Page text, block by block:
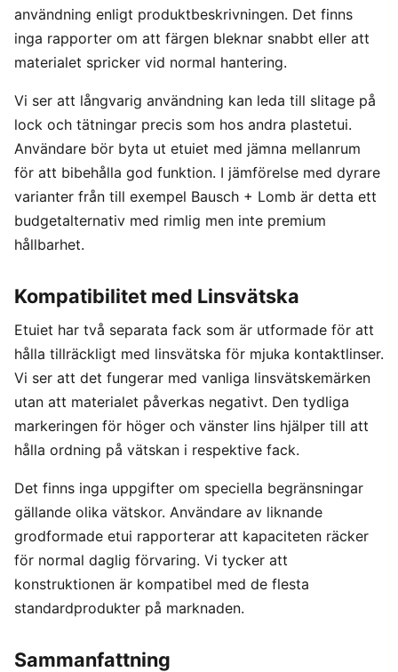
användning enligt produktbeskrivningen. Det finns
inga rapporter om att färgen bleknar snabbt eller att
materialet spricker vid normal hantering.
Vi ser att långvarig användning kan leda till slitage på
lock och tätningar precis som hos andra plastetui.
Användare bör byta ut etuiet med jämna mellanrum
för att bibehålla god funktion. I jämförelse med dyrare
varianter från till exempel Bausch + Lomb är detta ett
budgetalternativ med rimlig men inte premium
hållbarhet.
Kompatibilitet med Linsvätska
Etuiet har två separata fack som är utformade för att
hålla tillräckligt med linsvätska för mjuka kontaktlinser.
Vi ser att det fungerar med vanliga linsvätskemärken
utan att materialet påverkas negativt. Den tydliga
markeringen för höger och vänster lins hjälper till att
hålla ordning på vätskan i respektive fack.
Det finns inga uppgifter om speciella begränsningar
gällande olika vätskor. Användare av liknande
grodformade etui rapporterar att kapaciteten räcker
för normal daglig förvaring. Vi tycker att
konstruktionen är kompatibel med de flesta
standardprodukter på marknaden.
Sammanfattning